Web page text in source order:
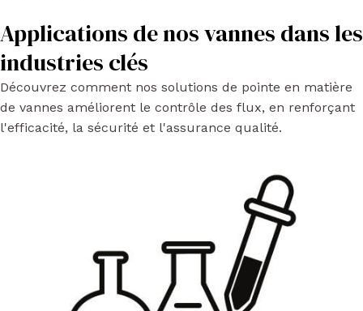
Applications de nos vannes dans les
industries clés
Découvrez comment nos solutions de pointe en matière
de vannes améliorent le contrôle des flux, en renforçant
l'efficacité, la sécurité et l'assurance qualité.